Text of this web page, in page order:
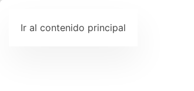
Ir al contenido principal